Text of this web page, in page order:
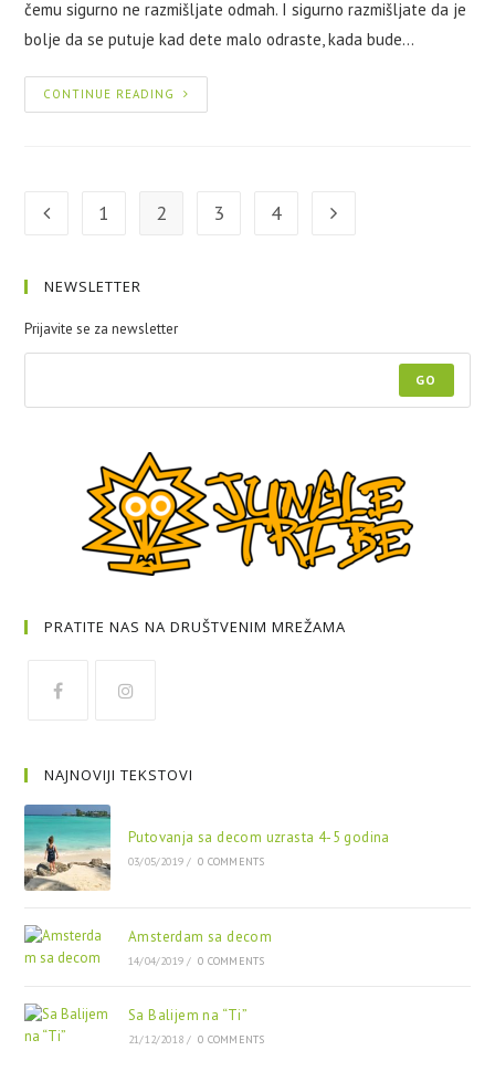
čemu sigurno ne razmišljate odmah. I sigurno razmišljate da je
bolje da se putuje kad dete malo odraste, kada bude…
CONTINUE READING
1 2 3 4
NEWSLETTER
Prijavite se za newsletter
GO
PRATITE NAS NA DRUŠTVENIM MREŽAMA
NAJNOVIJI TEKSTOVI
Putovanja sa decom uzrasta 4-5 godina
03/05/2019 / 0 COMMENTS
Amsterdam sa decom
14/04/2019 / 0 COMMENTS
Sa Balijem na “Ti”
21/12/2018 / 0 COMMENTS